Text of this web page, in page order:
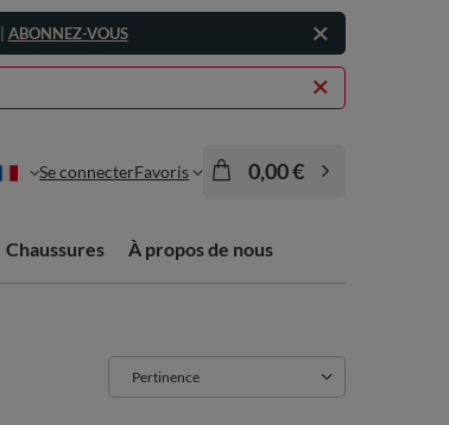
ABONNEZ-VOUS
Se connecterFavoris 0,00 €
Chaussures À propos de nous
Zmień sortowanie
Pertinence